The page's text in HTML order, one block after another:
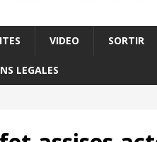
VIDEO SORTIR
LEGALES